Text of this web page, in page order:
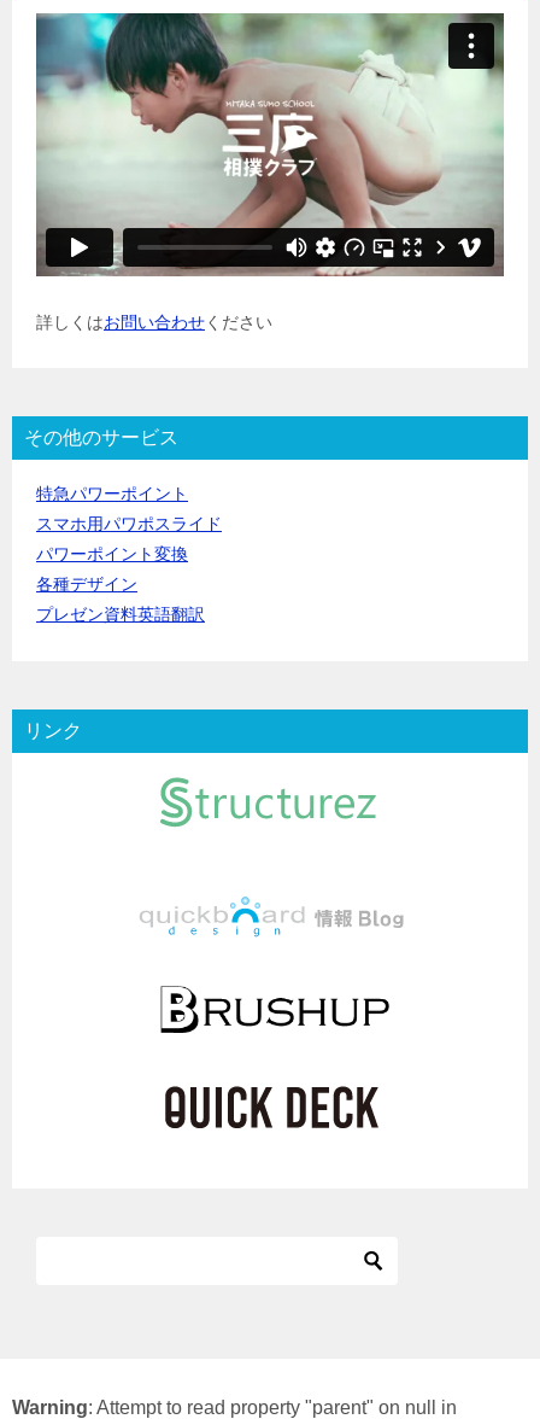
詳しくはお問い合わせください
その他のサービス
特急パワーポイント
スマホ用パワポスライド
パワーポイント変換
各種デザイン
プレゼン資料英語翻訳
リンク
Warning: Attempt to read property "parent" on null in